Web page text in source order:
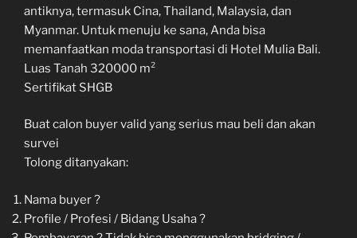
antiknya, termasuk Cina, Thailand, Malaysia, dan
Myanmar. Untuk menuju ke sana, Anda bisa
memanfaatkan moda transportasi di Hotel Mulia Bali.
Luas Tanah 320000 m²
Sertifikat SHGB
Buat calon buyer valid yang serius mau beli dan akan
survei
Tolong ditanyakan:
Nama buyer ?
Profile / Profesi / Bidang Usaha ?